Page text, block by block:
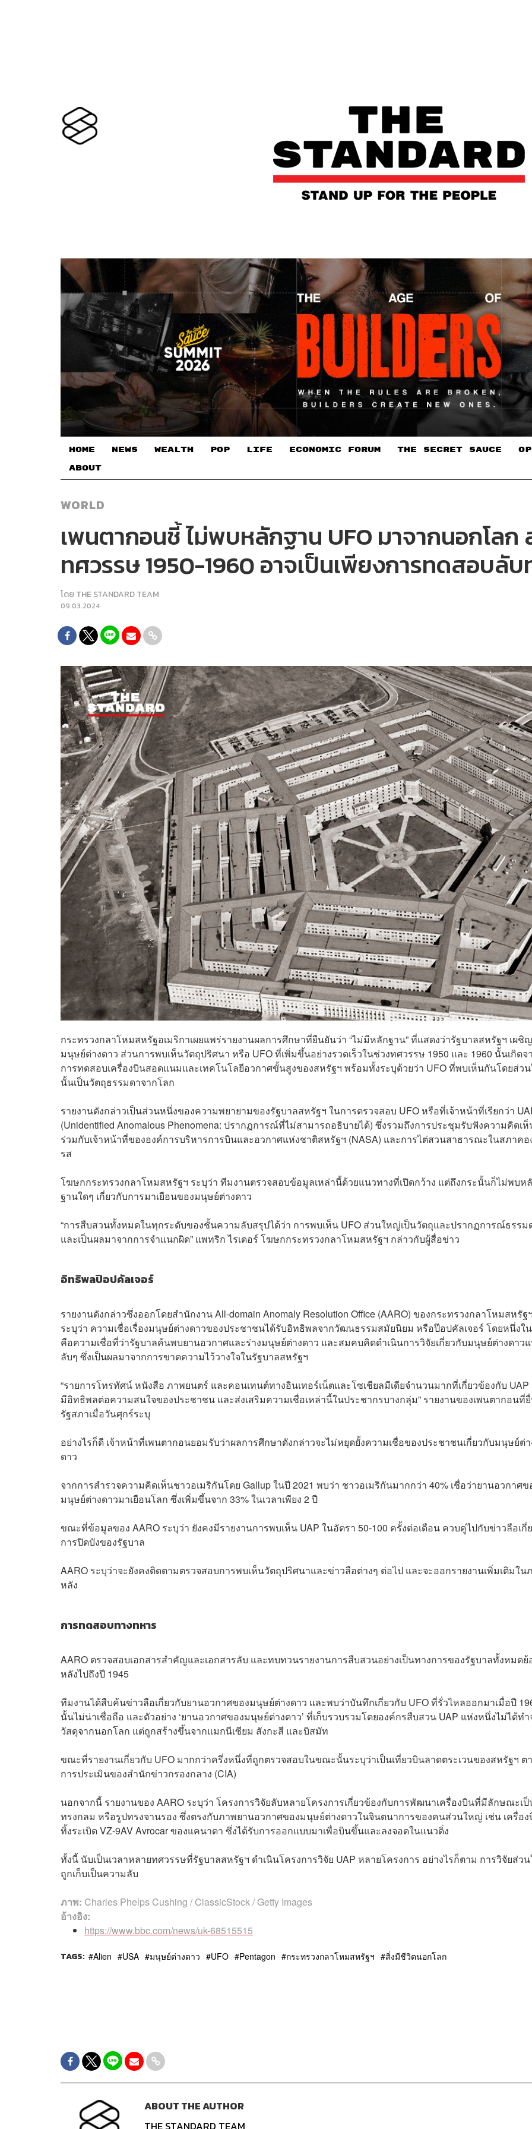
HOME NEWS WEALTH POP LIFE ECONOMIC FORUM THE SECRET SAUCE​
ABOUT
WORLD
เพนตากอนชี้ ไม่พบหลักฐาน UFO มาจากนอกโล
ทศวรรษ 1950-1960 อาจเป็นเพียงการทดสอบลับ
โดย THE STANDARD TEAM
09.03.2024
กระทรวงกลาโหมสหรัฐอเมริกาเผยแพร่รายงานผลการศึกษาที่ยืนยันว่า “ไม่มีหลักฐาน” ที่แสดงว่ารัฐบาลสหรัฐฯ เผชิ
มนุษย์ต่างดาว ส่วนการพบเห็นวัตถุปริศนา หรือ UFO ที่เพิ่มขึ้นอย่างรวดเร็วในช่วงทศวรรษ 1950 และ 1960 นั้นเกิดจ
การทดสอบเครื่องบินสอดแนมและเทคโนโลยีอวกาศขั้นสูงของสหรัฐฯ พร้อมทั้งระบุด้วยว่า UFO ที่พบเห็นกันโดยส่ว
นั้นเป็นวัตถุธรรมดาจากโลก
รายงานดังกล่าวเป็นส่วนหนึ่งของความพยายามของรัฐบาลสหรัฐฯ ในการตรวจสอบ UFO หรือที่เจ้าหน้าที่เรียกว่า
(Unidentified Anomalous Phenomena: ปรากฏการณ์ที่ไม่สามารถอธิบายได้) ซึ่งรวมถึงการประชุมรับฟังความคิดเ
ร่วมกับเจ้าหน้าที่ขององค์การบริหารการบินและอวกาศแห่งชาติสหรัฐฯ (NASA) และการไต่สวนสาธารณะในสภาคอ
รส
โฆษกกระทรวงกลาโหมสหรัฐฯ ระบุว่า ทีมงานตรวจสอบข้อมูลเหล่านี้ด้วยแนวทางที่เปิดกว้าง แต่ถึงกระนั้นก็ไม่พบห
ฐานใดๆ เกี่ยวกับการมาเยือนของมนุษย์ต่างดาว
“การสืบสวนทั้งหมดในทุกระดับของชั้นความลับสรุปได้ว่า การพบเห็น UFO ส่วนใหญ่เป็นวัตถุและปรากฏการณ์ธรรม
และเป็นผลมาจากการจำแนกผิด” แพทริก ไรเดอร์ โฆษกกระทรวงกลาโหมสหรัฐฯ กล่าวกับผู้สื่อข่าว
อิทธิพลป๊อปคัลเจอร์
รายงานดังกล่าวซึ่งออกโดยสำนักงาน All-domain Anomaly Resolution Office (AARO) ของกระทรวงกลาโหมสหรัฐฯ
ระบุว่า ความเชื่อเรื่องมนุษย์ต่างดาวของประชาชนได้รับอิทธิพลจากวัฒนธรรมสมัยนิยม หรือป๊อปคัลเจอร์ โดยหนึ่งใ
คือความเชื่อที่ว่ารัฐบาลค้นพบยานอวกาศและร่างมนุษย์ต่างดาว และสมคบคิดดำเนินการวิจัยเกี่ยวกับมนุษย์ต่างดาว
ลับๆ ซึ่งเป็นผลมาจากการขาดความไว้วางใจในรัฐบาลสหรัฐฯ
“รายการโทรทัศน์ หนังสือ ภาพยนตร์ และคอนเทนต์ทางอินเทอร์เน็ตและโซเชียลมีเดียจำนวนมากที่เกี่ยวข้องกับ
มีอิทธิพลต่อความสนใจของประชาชน และส่งเสริมความเชื่อเหล่านี้ในประชากรบางกลุ่ม” รายงานของเพนตากอนที่
รัฐสภาเมื่อวันศุกร์ระบุ
อย่างไรก็ดี เจ้าหน้าที่เพนตากอนยอมรับว่าผลการศึกษาดังกล่าวจะไม่หยุดยั้งความเชื่อของประชาชนเกี่ยวกับมนุษย์ต่า
ดาว
จากการสำรวจความคิดเห็นชาวอเมริกันโดย Gallup ในปี 2021 พบว่า ชาวอเมริกันมากกว่า 40% เชื่อว่ายานอวกาศข
มนุษย์ต่างดาวมาเยือนโลก ซึ่งเพิ่มขึ้นจาก 33% ในเวลาเพียง 2 ปี
ขณะที่ข้อมูลของ AARO ระบุว่า ยังคงมีรายงานการพบเห็น UAP ในอัตรา 50-100 ครั้งต่อเดือน ควบคู่ไปกับข่าวลือเกี่
การปิดบังของรัฐบาล
AARO ระบุว่าจะยังคงติดตามตรวจสอบการพบเห็นวัตถุปริศนาและข่าวลือต่างๆ ต่อไป และจะออกรายงานเพิ่มเติมใน
หลัง
การทดสอบทางทหาร
AARO ตรวจสอบเอกสารสำคัญและเอกสารลับ และทบทวนรายงานการสืบสวนอย่างเป็นทางการของรัฐบาลทั้งหมด
หลังไปถึงปี 1945
ทีมงานได้สืบค้นข่าวลือเกี่ยวกับยานอวกาศของมนุษย์ต่างดาว และพบว่าบันทึกเกี่ยวกับ UFO ที่รั่วไหลออกมาเมื่อปี
นั้นไม่น่าเชื่อถือ และตัวอย่าง ‘ยานอวกาศของมนุษย์ต่างดาว’ ที่เก็บรวบรวมโดยองค์กรสืบสวน UAP แห่งหนึ่งไม่ได้ทำ
วัสดุจากนอกโลก แต่ถูกสร้างขึ้นจากแมกนีเซียม สังกะสี และบิสมัท
ขณะที่รายงานเกี่ยวกับ UFO มากกว่าครึ่งหนึ่งที่ถูกตรวจสอบในขณะนั้นระบุว่าเป็นเที่ยวบินลาดตระเวนของสหรัฐฯ ต
การประเมินของสำนักข่าวกรองกลาง (CIA)
นอกจากนี้ รายงานของ AARO ระบุว่า โครงการวิจัยลับหลายโครงการเกี่ยวข้องกับการพัฒนาเครื่องบินที่มีลักษณะเ
ทรงกลม หรือรูปทรงจานรอง ซึ่งตรงกับภาพยานอวกาศของมนุษย์ต่างดาวในจินตนาการของคนส่วนใหญ่ เช่น เครื่อ
ทิ้งระเบิด VZ-9AV Avrocar ของแคนาดา ซึ่งได้รับการออกแบบมาเพื่อบินขึ้นและลงจอดในแนวดิ่ง
ทั้งนี้ นับเป็นเวลาหลายทศวรรษที่รัฐบาลสหรัฐฯ ดำเนินโครงการวิจัย UAP หลายโครงการ อย่างไรก็ตาม การวิจัยส่ว
ถูกเก็บเป็นความลับ
ภาพ: Charles Phelps Cushing / ClassicStock / Getty Images
อ้างอิง:
https://www.bbc.com/news/uk-68515515
TAGS: Alien USA มนุษย์ต่างดาว UFO Pentagon กระทรวงกลาโหมสหรัฐฯ สิ่งมีชีวิตนอกโลก
ABOUT THE AUTHOR